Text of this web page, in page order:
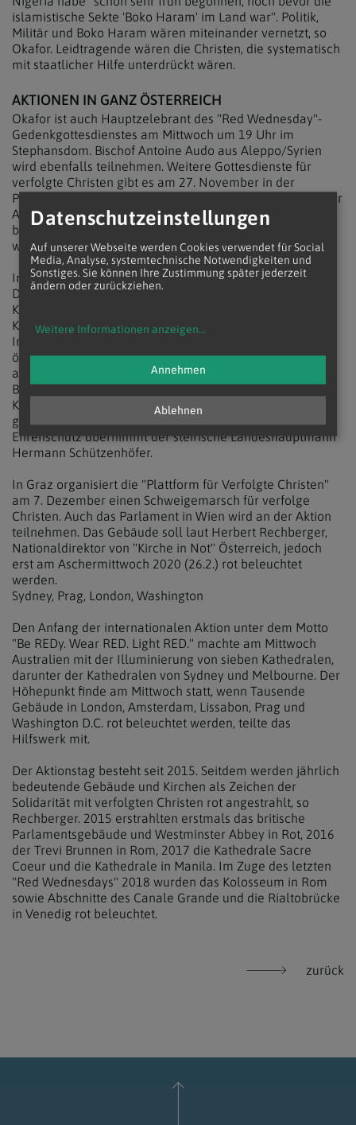
islamistische Sekte 'Boko Haram' im Land war". Politik,
Militär und Boko Haram wären miteinander vernetzt, so
Okafor. Leidtragende wären die Christen, die systematisch
mit staatlicher Hilfe unterdrückt wären.
AKTIONEN IN GANZ ÖSTERREICH
Okafor ist auch Hauptzelebrant des "Red Wednesday"-
Gedenkgottesdienstes am Mittwoch um 19 Uhr im
Stephansdom. Bischof Antoine Audo aus Aleppo/Syrien
wird ebenfalls teilnehmen. Weitere Gottesdienste für
verfolgte Christen gibt es am 27. November in der
Peterskirche (17 Uhr) und am Sonntag, 1. Dezember, in der
Augustinerkirche (10 Uhr). In letzterer kann von Mittwoch
bis Sonntag auch die Fotoausstellung "Verfolgte Christen
weltweit" besichtigt werden.
Im Zeitraum von Mittwoch, 27. November, bis Sonntag, 1.
Dezember, werden in Wien noch weitere prominente
Kirchen und Gebäude rot angestrahlt, wie die Votivkirche,
Karlskirche, Karmelitenkirche sowie die Peterskirche.
Insgesamt beteiligen sich am "Red Wednesday"
österreichweit rund 20 Kirchen und Pfarren. Zudem findet
am Sonntag, 1. Dezember, um 19 Uhr ein Advent-
Benefizkonzert für verfolgte Christen in der Herz-Jesu-
Kirche Wien (Landstraßer Hauptstr. 137) statt. Zu hören
gibt es steirische Hirten- und Krippenlieder. Den
Ehrenschutz übernimmt der steirische Landeshauptmann
Hermann Schützenhöfer.
In Graz organisiert die "Plattform für Verfolgte Christen"
am 7. Dezember einen Schweigemarsch für verfolge
Christen. Auch das Parlament in Wien wird an der Aktion
teilnehmen. Das Gebäude soll laut Herbert Rechberger,
Nationaldirektor von "Kirche in Not" Österreich, jedoch
erst am Aschermittwoch 2020 (26.2.) rot beleuchtet
werden.
Sydney, Prag, London, Washington
Den Anfang der internationalen Aktion unter dem Motto
"Be REDy. Wear RED. Light RED." machte am Mittwoch
Australien mit der Illuminierung von sieben Kathedralen,
darunter der Kathedralen von Sydney und Melbourne. Der
Höhepunkt finde am Mittwoch statt, wenn Tausende
Gebäude in London, Amsterdam, Lissabon, Prag und
Washington D.C. rot beleuchtet werden, teilte das
Hilfswerk mit.
Der Aktionstag besteht seit 2015. Seitdem werden jährlich
bedeutende Gebäude und Kirchen als Zeichen der
Solidarität mit verfolgten Christen rot angestrahlt, so
Rechberger. 2015 erstrahlten erstmals das britische
Parlamentsgebäude und Westminster Abbey in Rot, 2016
der Trevi Brunnen in Rom, 2017 die Kathedrale Sacre
Coeur und die Kathedrale in Manila. Im Zuge des letzten
"Red Wednesdays" 2018 wurden das Kolosseum in Rom
sowie Abschnitte des Canale Grande und die Rialtobrücke
in Venedig rot beleuchtet.
zurück
Datenschutzeinstellungen
Auf unserer Webseite werden Cookies verwendet für Social
Media, Analyse, systemtechnische Notwendigkeiten und
Sonstiges. Sie können Ihre Zustimmung später jederzeit
ändern oder zurückziehen.
Weitere Informationen anzeigen...
Ablehnen
Annehmen